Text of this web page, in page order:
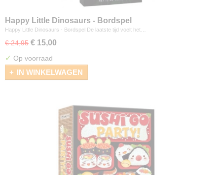
Happy Little Dinosaurs - Bordspel
Happy Little Dinosaurs - Bordspel De laatste tijd voelt het…
€ 24,95 € 15,00
✓ Op voorraad
IN WINKELWAGEN